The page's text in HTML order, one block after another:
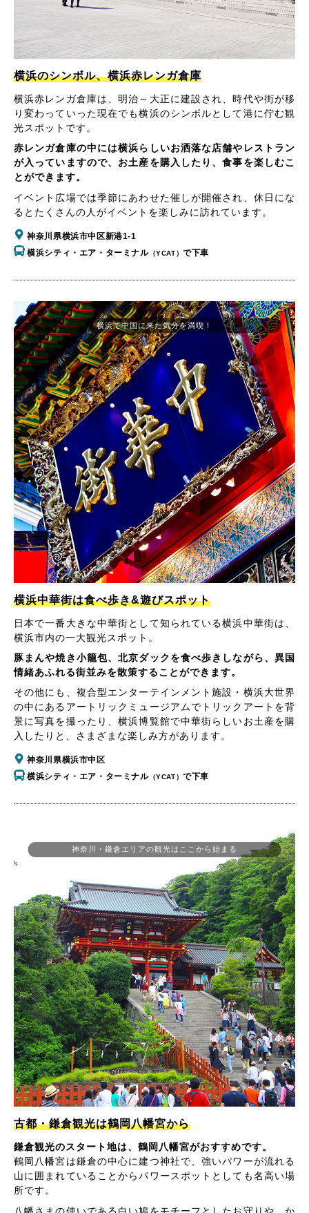
横浜のシンボル、横浜赤レンガ倉庫
横浜赤レンガ倉庫は、明治～大正に建設され、時代や街が移
り変わっていった現在でも横浜のシンボルとして港に佇む観
光スポットです。
赤レンガ倉庫の中には横浜らしいお洒落な店舗やレストラン
が入っていますので、お土産を購入したり、食事を楽しむこ
とができます。
イベント広場では季節にあわせた催しが開催され、休日にな
るとたくさんの人がイベントを楽しみに訪れています。
神奈川県横浜市中区新港1-1
横浜シティ・エア・ターミナル（YCAT）で下車
横浜中華街は食べ歩き&遊びスポット
日本で一番大きな中華街として知られている横浜中華街は、
横浜市内の一大観光スポット。
豚まんや焼き小籠包、北京ダックを食べ歩きしながら、異国
情緒あふれる街並みを散策することができます。
その他にも、複合型エンターテインメント施設・横浜大世界
の中にあるアートリックミュージアムでトリックアートを背
景に写真を撮ったり、横浜博覧館で中華街らしいお土産を購
入したりと、さまざまな楽しみ方があります。
神奈川県横浜市中区
横浜シティ・エア・ターミナル（YCAT）で下車
横浜で中国に来た気分を満喫！
神奈川・鎌倉エリアの観光はここから始まる
古都・鎌倉観光は鶴岡八幡宮から
鎌倉観光のスタート地は、鶴岡八幡宮がおすすめです。
鶴岡八幡宮は鎌倉の中心に建つ神社で、強いパワーが流れる
山に囲まれていることからパワースポットとしても名高い場
所です。